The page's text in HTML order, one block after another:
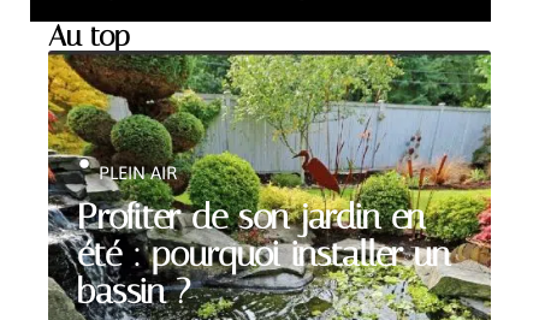
Au top
Profiter de son jardin en
été : pourquoi installer un
bassin ?
PLEIN AIR